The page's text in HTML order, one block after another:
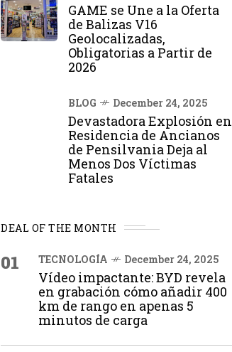
GAME se Une a la Oferta
de Balizas V16
Geolocalizadas,
Obligatorias a Partir de
2026
BLOG December 24, 2025
Devastadora Explosión en
Residencia de Ancianos
de Pensilvania Deja al
Menos Dos Víctimas
Fatales
DEAL OF THE MONTH
01 TECNOLOGÍA December 24, 2025
Vídeo impactante: BYD revela
en grabación cómo añadir 400
km de rango en apenas 5
minutos de carga